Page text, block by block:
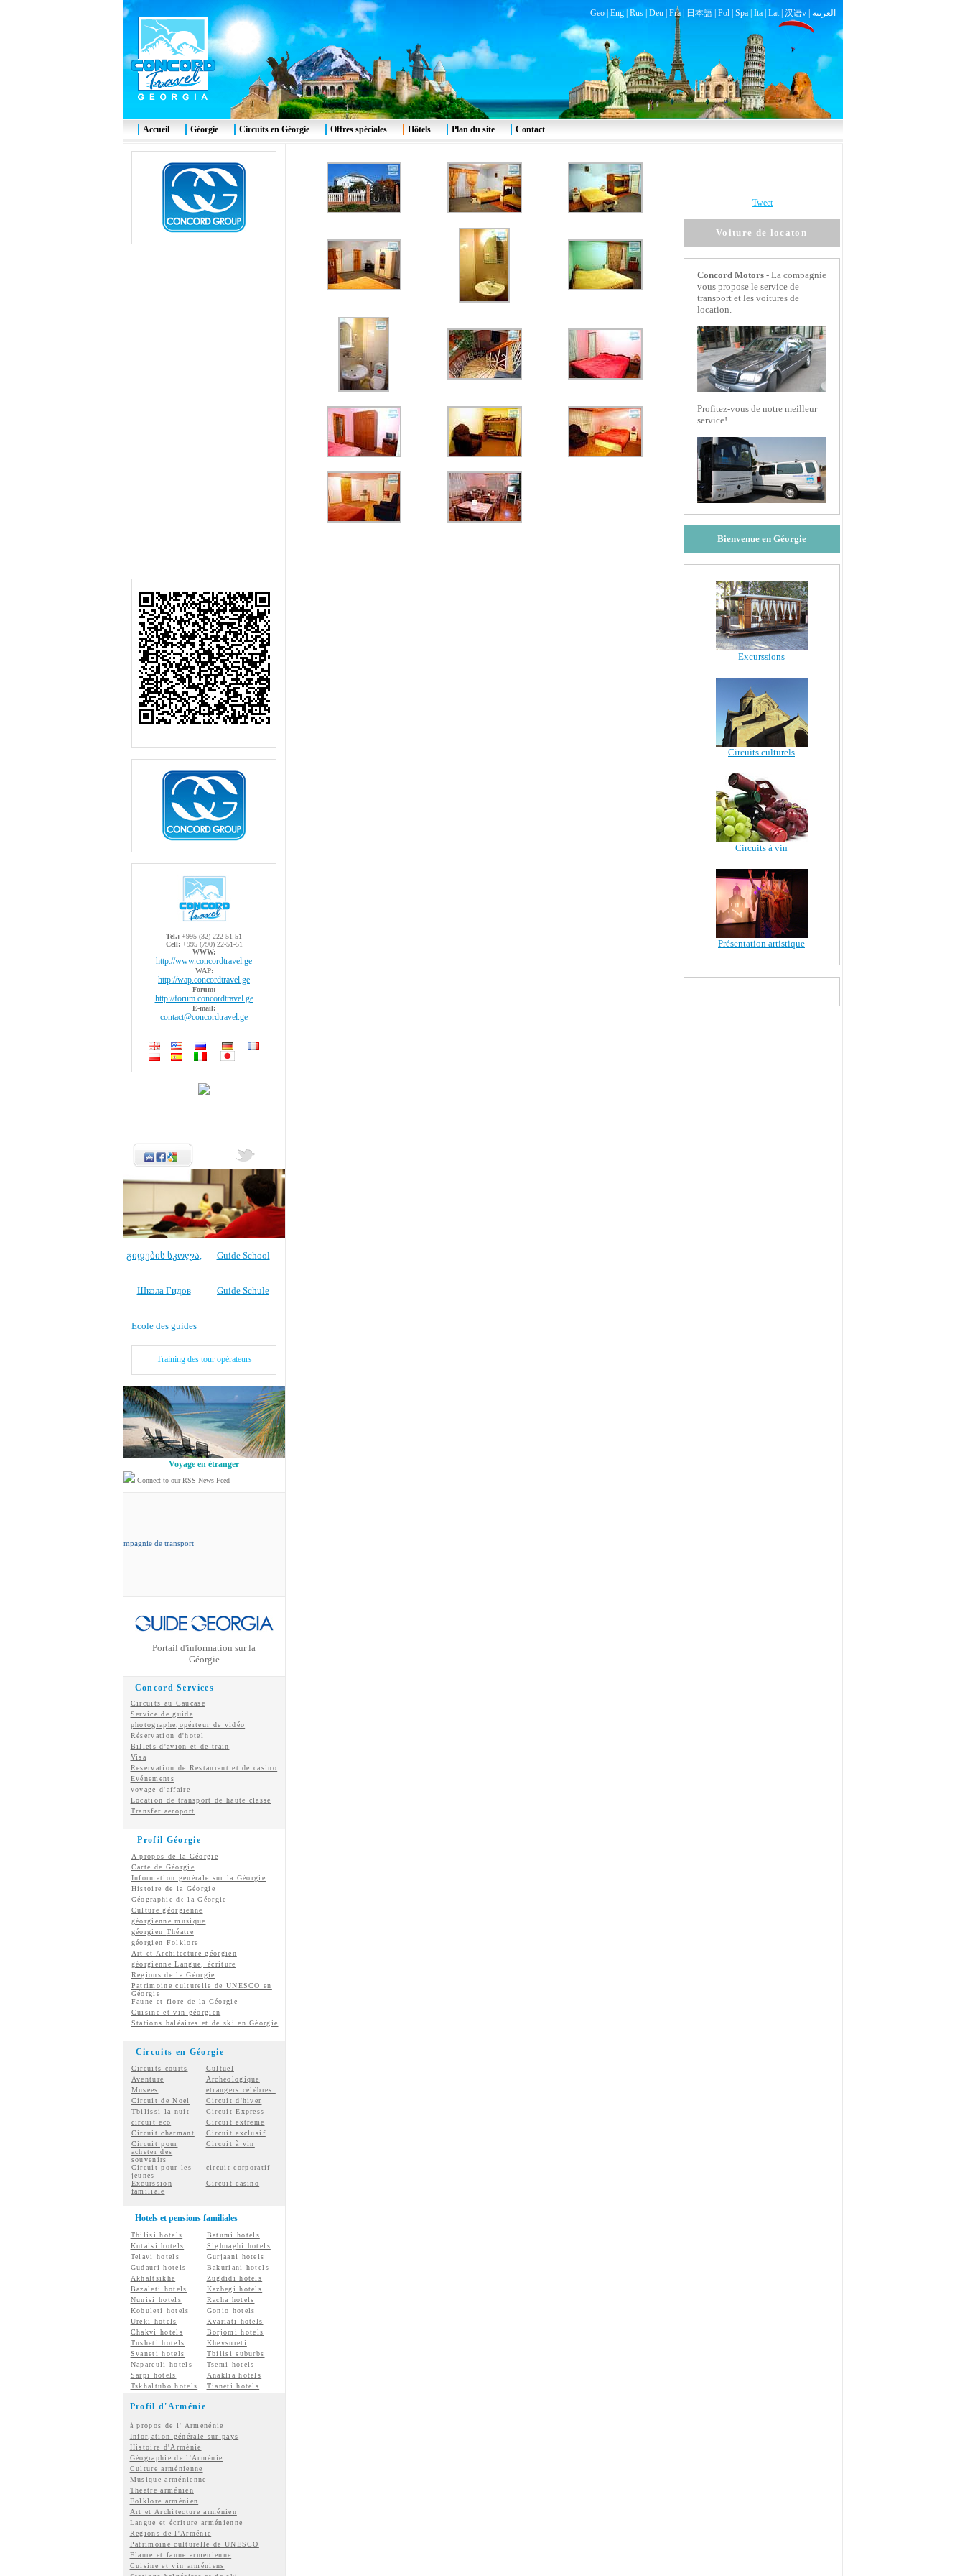
Geo| Eng| Rus| Deu| Fra| 日本語| Pol| Spa| Ita| Lat| 汉语v | العربية
Tel.: +995 (32) 222-51-51
Cell:+995 (790) 22-51-51
WWW:
http://www.concordtravel.ge
WAP:
http://wap.concordtravel.ge
Forum:
http://forum.concordtravel.ge
E-mail:
contact@concordtravel.ge
გიდების სკოლა, Guide School
Школа Гидов Guide Schule
Ecole des guides
Training des tour opérateurs
Voyage en étranger
Connect to our RSS News Feed
sa propre compagnie de transport
Portail d'information sur la
Géorgie
Concord Services
Circuits au Caucase
Service de guide
photographe,opérteur de vidéo
Réservation d'hotel
Billets d'avion et de train
Visa
Reservation de Restaurant et de casino
Evénements
voyage d'affaire
Location de transport de haute classe
Transfer aeroport
Profil Géorgie
A propos de la Géorgie
Carte de Géorgie
Information générale sur la Géorgie
Histoire de la Géorgie
Géographie de la Géorgie
Culture géorgienne
géorgiennemusique
géorgien Théatre
géorgien Folklore
Art et Architecture géorgien
géorgienneLangue, écriture
Regions de la Géorgie
Patrimoine culturelle de UNESCO en
Géorgie
Faune et flore de la Géorgie
Cuisine et vin géorgien
Stations baléaires et de ski en Géorgie
Circuits en Géorgie
Circuits courts
Cultuel
Aventure
Archéologique
Musées
étrangers célèbres.
Circuit de Noel
Circuit d'hiver
Tbilissi la nuit
Circuit Express
circuit eco
Circuit extreme
Circuit charmant
Circuit exclusif
Circuit pour
acheter des
souvenirs
Circuit à vin
Circuit pour les
jeunes
circuit corporatif
Excurssion
familiale
Circuit casino
Hotels et pensions familiales
Tbilisi hotels
Batumi hotels
Kutaisi hotels
Sighnaghi hotels
Telavi hotels
Gurjaani hotels
Gudauri hotels
Bakuriani hotels
Akhaltsikhe
Zugdidi hotels
Bazaleti hotels
Kazbegi hotels
Nunisi hotels
Racha hotels
Kobuleti hotels
Gonio hotels
Ureki hotels
Kvariati hotels
Chakvi hotels
Borjomi hotels
Tusheti hotels
Khevsureti
Svaneti hotels
Tbilisi suburbs
Napareuli hotels
Tsemi hotels
Sarpi hotels
Anaklia hotels
Tskhaltubo hotels
Tianeti hotels
Profil d'Arménie
à propos de l' Armenénie
Infor,ation générale sur pays
Histoire d'Arménie
Géographie de l'Arménie
Culture arménienne
Musique arménienne
Theatre arménien
Folklore arménien
Art et Architecture arménien
Langue et écriture arménienne
Regions de l'Arménie
Patrimoine culturelle de UNESCO
Flaure et faune arménienne
Cuisine et vin arméniens
Tweet
Voiture de locaton
Concord Motors- La compagnie
vous propose le service de
transport et les voitures de
location.
Profitez-vous de notre meilleur
service!
Bienvenue en Géorgie
Excurssions
Circuits culturels
Circuits à vin
Présentation artistique
Accueil Géorgie Circuits en Géorgie Offres spéciales Hôtels Plan du site Contact